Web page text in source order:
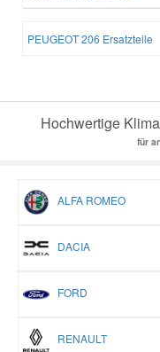
PEUGEOT 206 Ersatzteile
Hochwertige
für
ALFA ROMEO
DACIA
FORD
RENAULT